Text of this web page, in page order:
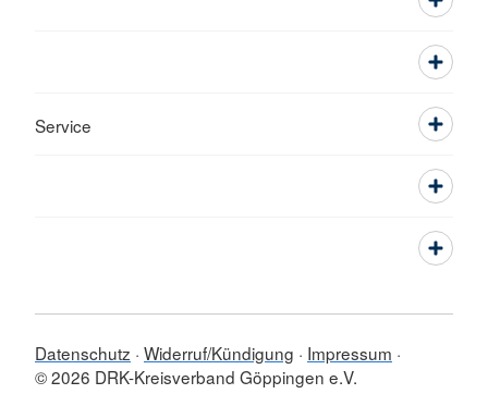
Service
Datenschutz Widerruf/Kündigung
Impressum
© 2026 DRK-Kreisverband Göppingen e.V.